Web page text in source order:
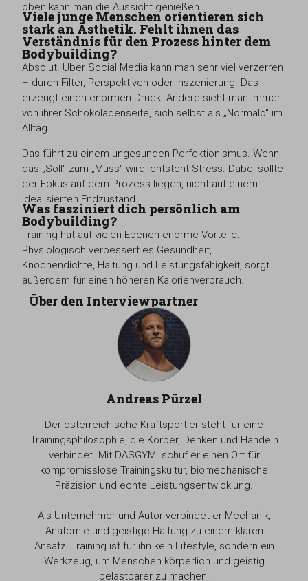
oben kann man die Aussicht genießen.
Viele junge Menschen orientieren sich
stark an Ästhetik. Fehlt ihnen das
Verständnis für den Prozess hinter dem
Bodybuilding?
Absolut. Über Social Media kann man sehr viel verzerren
– durch Filter, Perspektiven oder Inszenierung. Das
erzeugt einen enormen Druck. Andere sieht man immer
von ihrer Schokoladenseite, sich selbst als „Normalo“ im
Alltag.
Das führt zu einem ungesunden Perfektionismus. Wenn
das „Soll“ zum „Muss“ wird, entsteht Stress. Dabei sollte
der Fokus auf dem Prozess liegen, nicht auf einem
idealisierten Endzustand.
Was fasziniert dich persönlich am
Bodybuilding?
Training hat auf vielen Ebenen enorme Vorteile:
Physiologisch verbessert es Gesundheit,
Knochendichte, Haltung und Leistungsfähigkeit, sorgt
außerdem für einen höheren Kalorienverbrauch.
Über den Interviewpartner
Andreas Pürzel
Der österreichische Kraftsportler steht für eine
Trainingsphilosophie, die Körper, Denken und Handeln
verbindet. Mit DASGYM. schuf er einen Ort für
kompromisslose Trainingskultur, biomechanische
Präzision und echte Leistungsentwicklung.
Als Unternehmer und Autor verbindet er Mechanik,
Anatomie und geistige Haltung zu einem klaren
Ansatz: Training ist für ihn kein Lifestyle, sondern ein
Werkzeug, um Menschen körperlich und geistig
belastbarer zu machen.